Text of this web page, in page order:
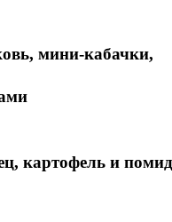
мини-кабачки,
картофель и